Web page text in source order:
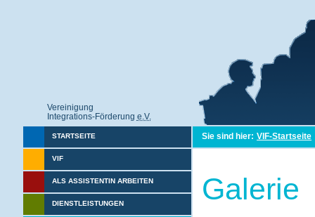
Vereinigung
Integrations-Förderung e.V.
STARTSEITE
VIF
ALS ASSISTENTIN ARBEITEN
DIENSTLEISTUNGEN
Sie sind hier: VIF-Startseite
Galerie